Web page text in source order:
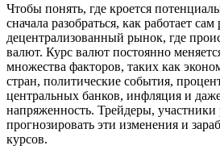
Чтобы понять, где кроется
сначала разобраться, как работает
децентрализованный рынок, где
валют. Курс валют постоянно
множества факторов, таких как
стран, политические события,
центральных банков, инфляция и
напряженность. Трейдеры,
прогнозировать эти изменения и
курсов.